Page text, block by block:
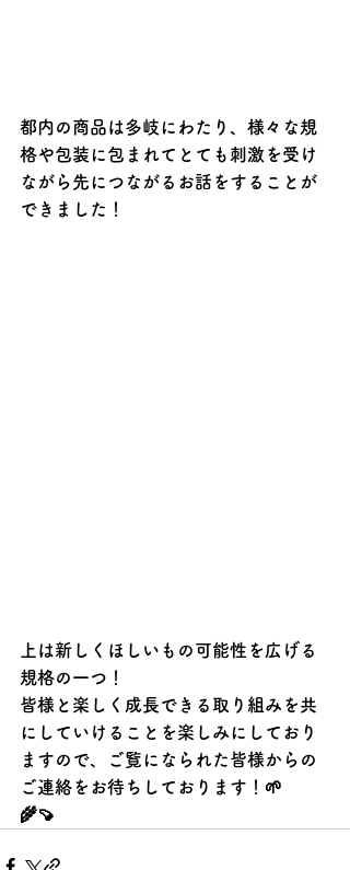
都内の商品は多岐にわたり、様々な規
格や包装に包まれてとても刺激を受け
ながら先につながるお話をすることが
できました！
上は新しくほしいもの可能性を広げる
規格の一つ！
皆様と楽しく成長できる取り組みを共
にしていけることを楽しみにしており
ますので、ご覧になられた皆様からの
ご連絡をお待ちしております！🌱
🌾🍠